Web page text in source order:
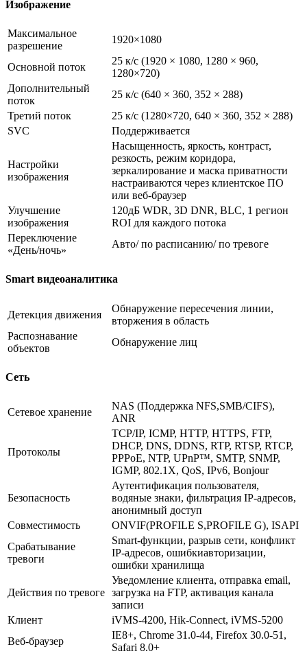
Изображение
Максимальное
разрешение
1920×1080
Основной поток
25 к/с (1920 × 1080, 1280 × 960,
1280×720)
Дополнительный
поток
25 к/с (640 × 360, 352 × 288)
Третий поток
25 к/с (1280×720, 640 × 360, 352 × 288)
SVC
Поддерживается
Настройки
изображения
Насыщенность, яркость, контраст,
резкость, режим коридора,
зеркалирование и маска приватности
настраиваются через клиентское ПО
или веб-браузер
Улучшение
изображения
120дБ WDR, 3D DNR, BLC, 1 регион
ROI для каждого потока
Переключение
«День/ночь»
Авто/ по расписанию/ по тревоге
Smart видеоаналитика
Детекция движения
Обнаружение пересечения линии,
вторжения в область
Распознавание
объектов
Обнаружение лиц
Сеть
Сетевое хранение
NAS (Поддержка NFS,SMB/CIFS),
ANR
Протоколы
TCP/IP, ICMP, HTTP, HTTPS, FTP,
DHCP, DNS, DDNS, RTP, RTSP, RTCP,
PPPoE, NTP, UPnP™, SMTP, SNMP,
IGMP, 802.1X, QoS, IPv6, Bonjour
Безопасность
Аутентификация пользователя,
водяные знаки, фильтрация IP-адресов,
анонимный доступ
Совместимость
ONVIF(PROFILE S,PROFILE G), ISAPI
Срабатывание
тревоги
Smart-функции, разрыв сети, конфликт
IP-адресов, ошибкиавторизации,
ошибки хранилища
Действия по тревоге
Уведомление клиента, отправка email,
загрузка на FTP, активация канала
записи
Клиент
iVMS-4200, Hik-Connect, iVMS-5200
Веб-браузер
IE8+, Chrome 31.0-44, Firefox 30.0-51,
Safari 8.0+